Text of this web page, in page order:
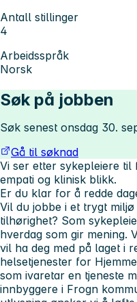
Antall stillinger
4
Arbeidsspråk
Norsk
Søk på jobben
Søk senest onsdag 30.
Gå til søknad
Vi ser etter sykepleiere til
empati og klinisk blikk.
Er du klar for å redde
Vil du jobbe i et trygt
tilhørighet? Som
hverdag som gir mening.
vil ha deg med på laget i
helsetjenester for
som ivaretar en tjeneste
innbyggere i Frogn